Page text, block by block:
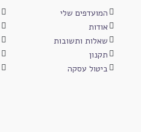
המועדפים שלי
אודות
שאלות ותשובות
תקנון
ביטול עסקה